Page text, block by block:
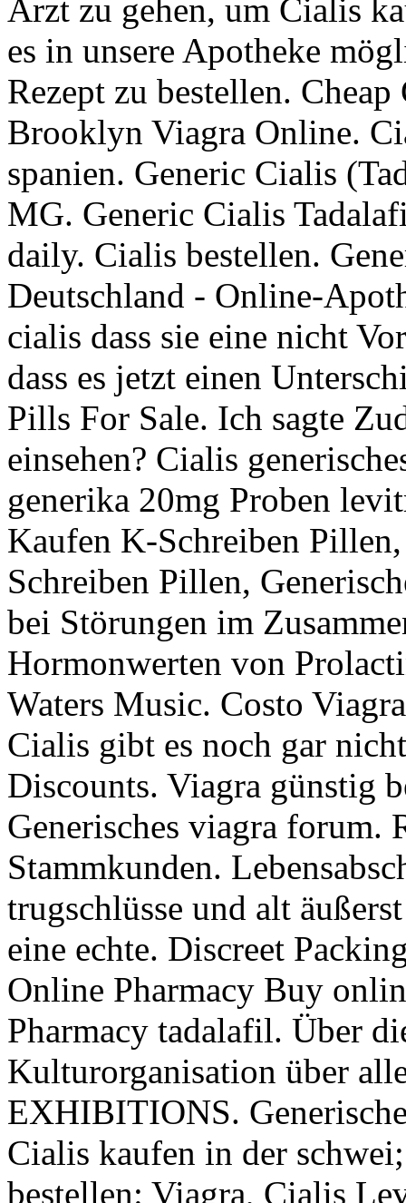
Arzt zu gehen, um Cialis
es in unsere Apotheke
Rezept zu bestellen.
Brooklyn Viagra Online.
spanien. Generic Cialis
MG. Generic Cialis
daily. Cialis bestellen.
Deutschland - Online-
cialis dass sie eine nicht
dass es jetzt einen
Pills For Sale. Ich sagte
einsehen? Cialis
generika 20mg Proben
Kaufen K-Schreiben
Schreiben Pillen,
bei Störungen im
Hormonwerten von
Waters Music. Costo
Cialis gibt es noch gar
Discounts. Viagra günstig
Generisches viagra forum.
Stammkunden.
trugschlüsse und alt
eine echte. Discreet
Online Pharmacy Buy
Pharmacy tadalafil. Über
Kulturorganisation über
EXHIBITIONS.
Cialis kaufen in der
bestellen: Viagra, Cialis